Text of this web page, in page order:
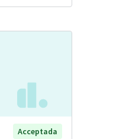
Acceptada